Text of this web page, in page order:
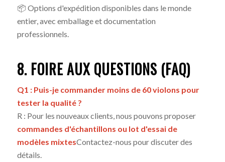
📦 Options d'expédition disponibles dans le monde
entier, avec emballage et documentation
professionnels.
8. FOIRE AUX QUESTIONS (FAQ)
Q1 : Puis-je commander moins de 60 violons pour
tester la qualité ?
R : Pour les nouveaux clients, nous pouvons proposer
commandes d'échantillons ou lot d'essai de
modèles mixtesContactez-nous pour discuter des
détails.